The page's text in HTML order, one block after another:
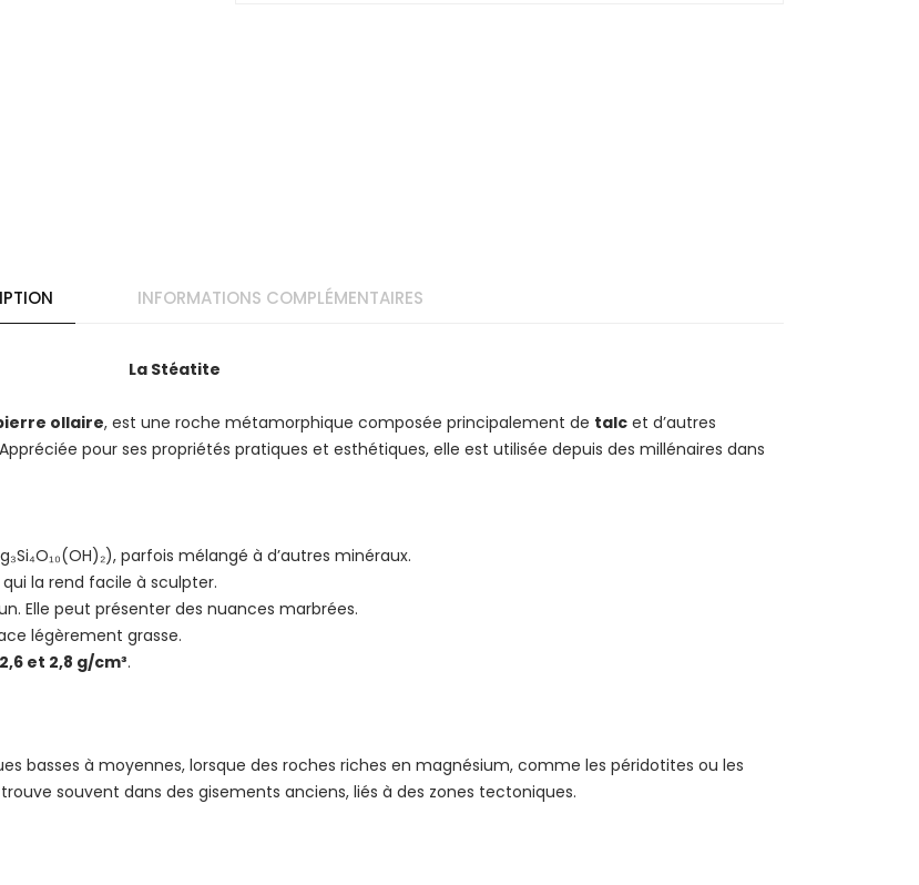
INFORMATIONS COMPLÉMENTAIRES
La Stéatite
ollaire, est une roche métamorphique composée principalement de talc et d’autres
pour ses propriétés pratiques et esthétiques, elle est utilisée depuis des millénaires dans
parfois mélangé à d’autres minéraux.
qui la rend facile à sculpter.
Elle peut présenter des nuances marbrées.
légèrement grasse.
2,6 et 2,8 g/cm³.
basses à moyennes, lorsque des roches riches en magnésium, comme les péridotites ou les
souvent dans des gisements anciens, liés à des zones tectoniques.